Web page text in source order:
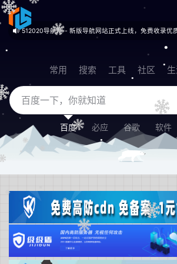
常用 搜索 工具 社区
百度 必应 谷歌 软件